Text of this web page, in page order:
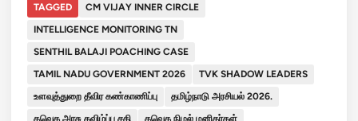
TAGGED
CM VIJAY INNER CIRCLE
INTELLIGENCE MONITORING TN
SENTHIL BALAJI POACHING CASE
TAMIL NADU GOVERNMENT 2026
TVK SHADOW LEADERS
உளவுத்துறை தீவிர கண்காணிப்பு
தமிழ்நாடு அரசியல் 2026.
தவெக அரசு கவிழ்ப்பு சதி
தவெக நிழல் மனிதர்கள்